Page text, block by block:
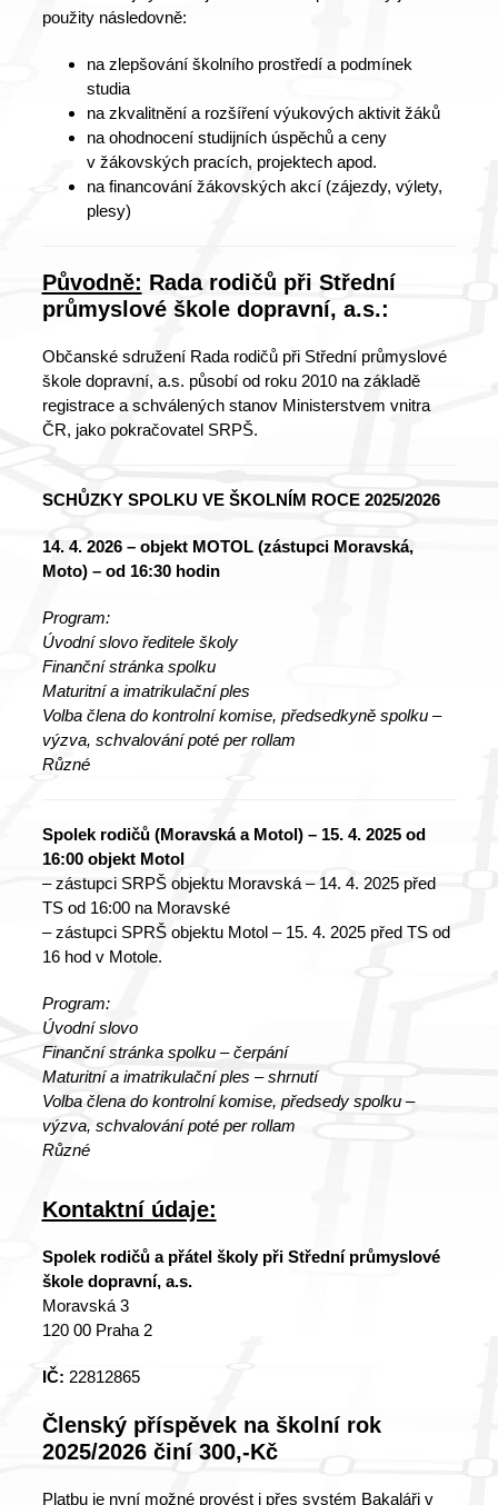
použity následovně:
na zlepšování školního prostředí a podmínek
studia
na zkvalitnění a rozšíření výukových aktivit žáků
na ohodnocení studijních úspěchů a ceny
v žákovských pracích, projektech apod.
na financování žákovských akcí (zájezdy, výlety,
plesy)
Původně: Rada rodičů při Střední
průmyslové škole dopravní, a.s.:
Občanské sdružení Rada rodičů při Střední průmyslové
škole dopravní, a.s. působí od roku 2010 na základě
registrace a schválených stanov Ministerstvem vnitra
ČR, jako pokračovatel SRPŠ.
SCHŮZKY SPOLKU VE ŠKOLNÍM ROCE 2025/2026
14. 4. 2026 – objekt MOTOL (zástupci Moravská,
Moto) – od 16:30 hodin
Program:
Úvodní slovo ředitele školy
Finanční stránka spolku
Maturitní a imatrikulační ples
Volba člena do kontrolní komise, předsedkyně spolku –
výzva, schvalování poté per rollam
Různé
Spolek rodičů (Moravská a Motol) – 15. 4. 2025 od
16:00 objekt Motol
– zástupci SRPŠ objektu Moravská – 14. 4. 2025 před
TS od 16:00 na Moravské
– zástupci SPRŠ objektu Motol – 15. 4. 2025 před TS od
16 hod v Motole.
Program:
Úvodní slovo
Finanční stránka spolku – čerpání
Maturitní a imatrikulační ples – shrnutí
Volba člena do kontrolní komise, předsedy spolku –
výzva, schvalování poté per rollam
Různé
Kontaktní údaje:
Spolek rodičů a přátel školy při Střední průmyslové
škole dopravní, a.s.
Moravská 3
120 00 Praha 2
IČ: 22812865
Členský příspěvek na školní rok
2025/2026 činí 300,-Kč
Platbu je nyní možné provést i přes systém Bakaláři v